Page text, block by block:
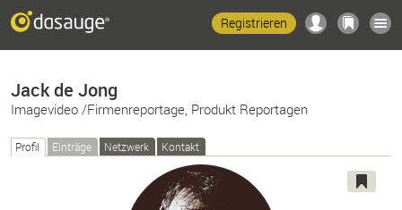
Registrieren
Jack de Jong
Imagevideo /Firmenreportage, Produkt Reportagen
Profil Einträge Netzwerk Kontakt